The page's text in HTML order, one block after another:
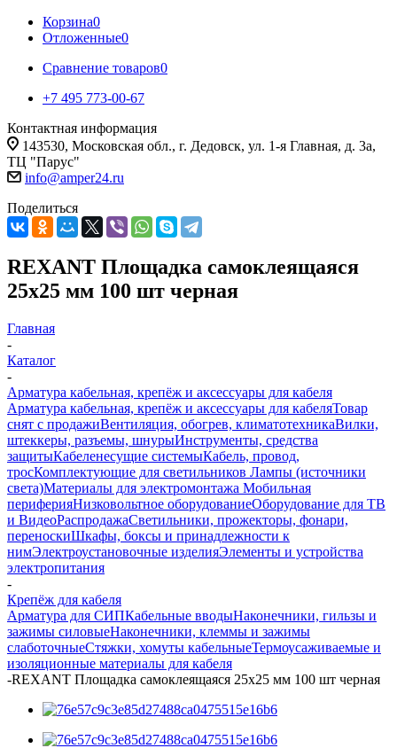
Корзина0
Отложенные0
Сравнение товаров0
+7 495 773-00-67
Контактная информация
143530, Московская обл., г. Дедовск, ул. 1-я Главная, д. 3а,
ТЦ "Парус"
info@amper24.ru
Поделиться
REXANT Площадка самоклеящаяся
25х25 мм 100 шт черная
Главная
-
Каталог
-
Арматура кабельная, крепёж и аксессуары для кабеля
Арматура кабельная, крепёж и аксессуары для кабеляТовар
снят с продажиВентиляция, обогрев, климатотехникаВилки,
штеккеры, разъемы, шнурыИнструменты, средства
защитыКабеленесущие системыКабель, провод,
тросКомплектующие для светильников Лампы (источники
света)Материалы для электромонтажа Мобильная
периферияНизковольтное оборудованиеОборудование для ТВ
и ВидеоРаспродажаСветильники, прожекторы, фонари,
переноскиШкафы, боксы и принадлежности к
нимЭлектроустановочные изделияЭлементы и устройства
электропитания
-
Крепёж для кабеля
Арматура для СИПКабельные вводыНаконечники, гильзы и
зажимы силовыеНаконечники, клеммы и зажимы
слаботочныеСтяжки, хомуты кабельныеТермоусаживаемые и
изоляционные материалы для кабеля
-REXANT Площадка самоклеящаяся 25х25 мм 100 шт черная